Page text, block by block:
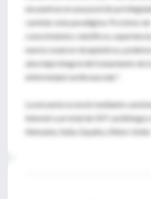
encuentran en una posición
cambiar este paradigma. Provistos de
conocimientos científicos, experiencia
nuevos avances terapéuticos,
abordaje integral del tratamiento de la
enfermedad cardiovascular".
La encuesta se envió mediante
internet a un total de 507 cardiólogos
Alemania, Italia, España y Reino Unido.